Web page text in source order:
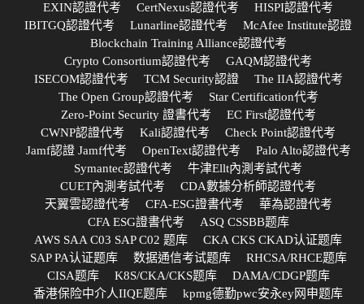
EXIN認證代考
CertNexus認證代考
HISPI認證代考
IBITGQ認證代考
Lunarline認證代考
McAfee Institute認證
Blockchain Training Alliance認證代考
Crypto Consortium認證代考
GAQM認證代考
ISECOM認證代考
TCM Security認證
The IIA認證代考
The Open Group認證代考
Star Certification代考
Zero-Point Security 證書代考
EC First認證代考
CWNP認證代考
Kali認證代考
Check Point認證代考
Jamf認證 Jamf代考
OpenText認證代考
Palo Alto認證代考
Symantec認證代考
牛津Ellt內測考試代考
CUET內測考試代考
CDA數據分析師認證代考
天翼雲認證代考
CFA-ESG證書代考
華為認證代考
CFA ESG證書代考
ASQ CSSBB题库
AWS SAA C03 SAP C02 题库
CKA CKS CKAD认证题库
SAP PA认证题库
数据通信考试题库
RHCSA/RHCE题库
CISA题库
K8S/CKA/CKS题库
DAMA/CDGP题库
香港保险中介人IIQE题库
kpmg德勤pwc安永ey网申题库